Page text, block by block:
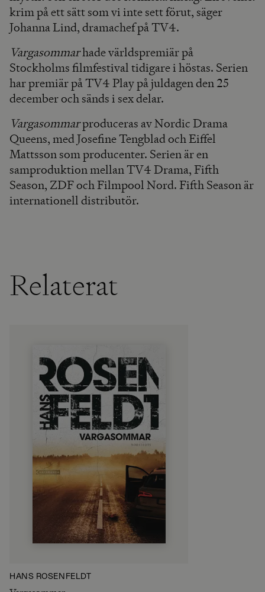
krim på ett sätt som vi inte sett förut, säger
Johanna Lind, dramachef på TV4.
Vargasommarhade världspremiär på
Stockholms filmfestival tidigare i höstas. Serien
har premiär på TV4 Play på juldagen den 25
december och sänds i sex delar.
Vargasommarproduceras av Nordic Drama
Queens, med Josefine Tengblad och Eiffel
Mattsson som producenter. Serien är en
samproduktion mellan TV4 Drama, Fifth
Season, ZDF och Filmpool Nord. Fifth Season är
internationell distributör.
Relaterat
HANS ROSENFELDT